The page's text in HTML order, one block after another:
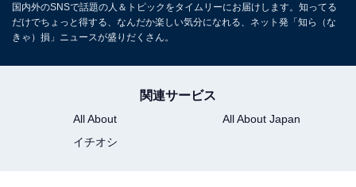
国内外のSNSで話題の人＆トピックをタイムリーにお届けします。知ってる
だけでちょっと得する、なんだか楽しい気分になれる、ネット発「知ら（な
きゃ）損」ニュースが盛りだくさん。
関連サービス
All About
All About Japan
イチオシ